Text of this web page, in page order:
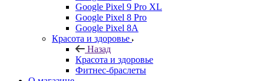
Google Pixel 9 Pro XL
Google Pixel 8 Pro
Google Pixel 8A
Красота и здоровье
Назад
Красота и здоровье
Фитнес-браслеты